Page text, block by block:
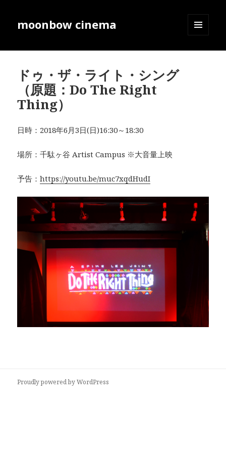
moonbow cinema
ーとウ
ドゥ・ザ・ライト・シング
（原題：Do The Right
Thing）
日時：2018年6月3日(日)16:30～18:30
場所：千駄ヶ谷 Artist Campus ※大音量上映
予告：https://youtu.be/muc7xqdHudI
Proudly powered by WordPress